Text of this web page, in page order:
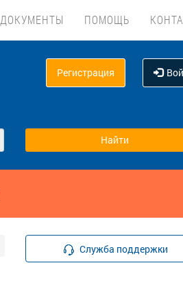
ДОКУМЕНТЫ ПОМОЩЬ
Регистрация
Служба поддержки